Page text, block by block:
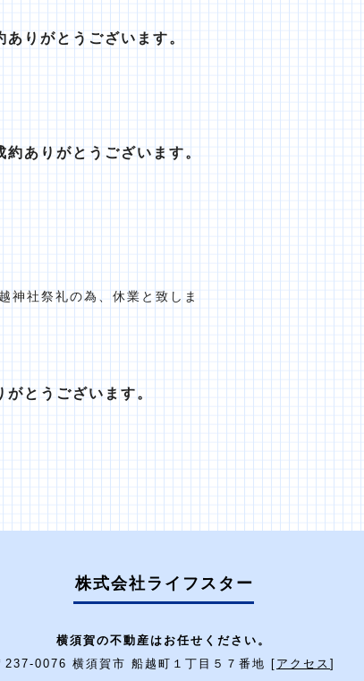
りがとうございます。
ありがとうございます。
神社祭礼の為、休業と致しま
とうございます。
株式会社ライフスター
横須賀の不動産はお任せください。
237-0076 横須賀市 船越町１丁目５７番地 [ アクセス ]